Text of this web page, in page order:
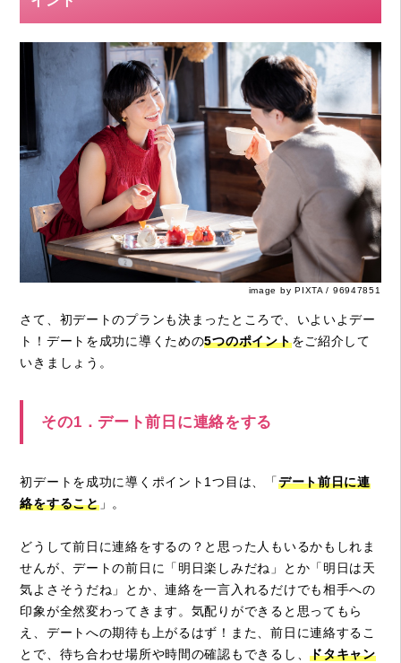
image by PIXTA / 96947851
さて、初デートのプランも決まったところで、いよいよデー
ト！デートを成功に導くための5つのポイントをご紹介して
いきましょう。
その1．デート前日に連絡をする
初デートを成功に導くポイント1つ目は、「デート前日に連
絡をすること」。
どうして前日に連絡をするの？と思った人もいるかもしれま
せんが、デートの前日に「明日楽しみだね」とか「明日は天
気よさそうだね」とか、連絡を一言入れるだけでも相手への
印象が全然変わってきます。気配りができると思ってもら
え、デートへの期待も上がるはず！また、前日に連絡するこ
とで、待ち合わせ場所や時間の確認もできるし、ドタキャン